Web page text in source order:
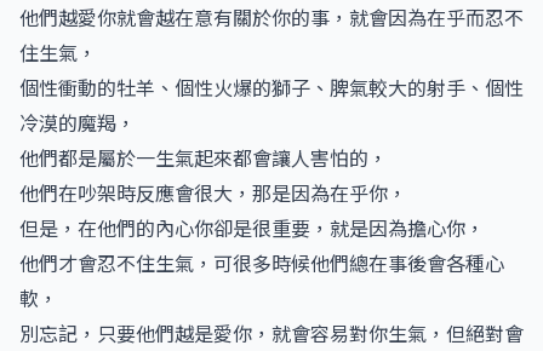
他們越愛你就會越在意有關於你的事，就會因為在乎而忍不
住生氣，
個性衝動的牡羊、個性火爆的獅子、脾氣較大的射手、個性
冷漠的魔羯，
他們都是屬於一生氣起來都會讓人害怕的，
他們在吵架時反應會很大，那是因為在乎你，
但是，在他們的內心你卻是很重要，就是因為擔心你，
他們才會忍不住生氣，可很多時候他們總在事後會各種心
軟，
別忘記，只要他們越是愛你，就會容易對你生氣，但絕對會